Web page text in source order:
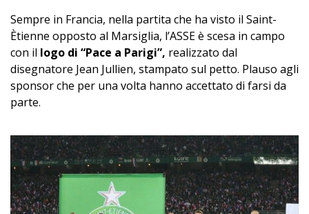
Sempre in Francia, nella partita che ha visto il Saint-
Ètienne opposto al Marsiglia, l’ASSE è scesa in campo
con il logo di “Pace a Parigi”, realizzato dal
disegnatore Jean Jullien, stampato sul petto. Plauso agli
sponsor che per una volta hanno accettato di farsi da
parte.